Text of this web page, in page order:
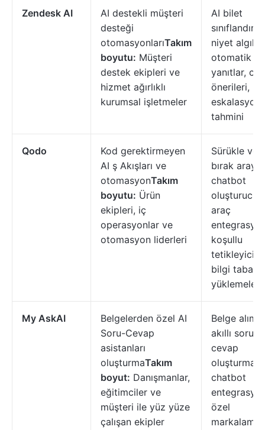
Zendesk AI
AI destekli müşteri
desteği
otomasyonlarıTakım
boyutu: Müşteri
destek ekipleri ve
hizmet ağırlıklı
kurumsal işletmeler
AI bilet
niyet
otomatik
yanıtlar,
önerileri,
eskalasyon
tahmini
Qodo
Kod gerektirmeyen
AI ş Akışları ve
otomasyonTakım
boyutu: Ürün
ekipleri, iç
operasyonlar ve
otomasyon liderleri
Sürükle ve
bırak
chatbot
oluşturucu,
araç
koşullu
bilgi tabanı
yüklemeleri
My AskAI
Belgelerden özel AI
Soru-Cevap
asistanları
oluşturmaTakım
boyut: Danışmanlar,
eğitimciler ve
müşteri ile yüz yüze
çalışan ekipler
Belge alımı,
akıllı soru-
cevap
oluşturma,
chatbot
özel
markalama,